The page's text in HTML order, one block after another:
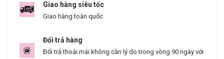
Giao hàng siêu tốc
Giao hàng toàn quốc
Đổi trả hàng
Đổi trả thoải mái không cần lý do trong vòng 90 ngày với